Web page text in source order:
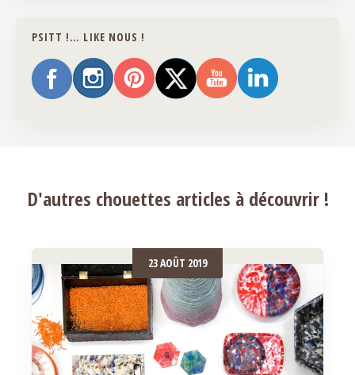
PSITT !… LIKE NOUS !
D'autres chouettes articles à découvrir !
23 AOÛT 2019